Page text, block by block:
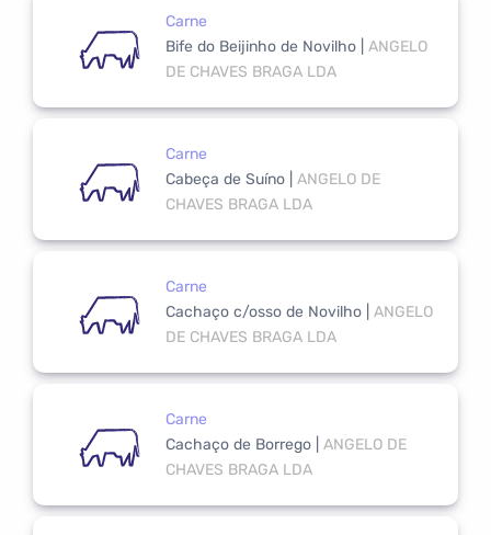
Carne
Bife do Beijinho de Novilho
ANGELO
DE CHAVES BRAGA LDA
Carne
Cabeça de Suíno
ANGELO DE
CHAVES BRAGA LDA
Carne
Cachaço c/osso de Novilho
ANGELO
DE CHAVES BRAGA LDA
Carne
Cachaço de Borrego
ANGELO DE
CHAVES BRAGA LDA